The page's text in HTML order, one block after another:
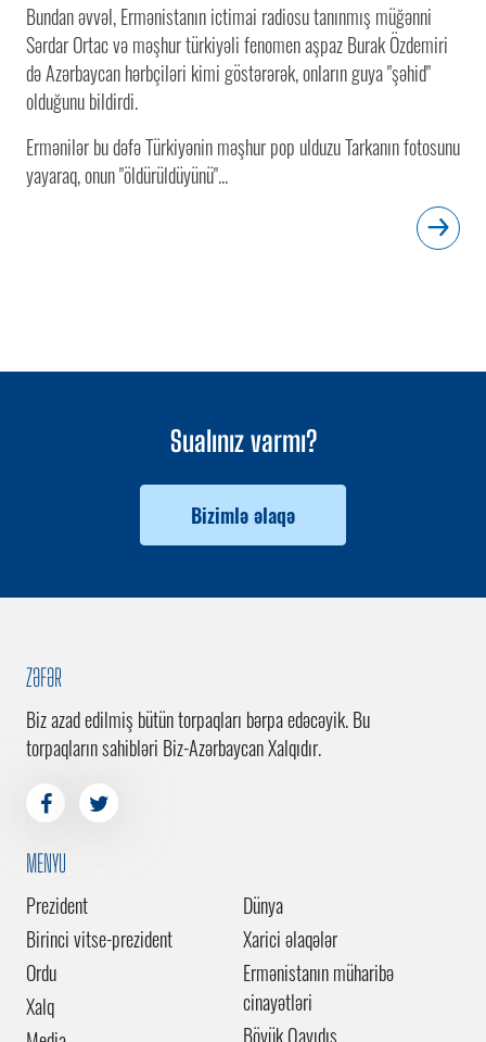
Bundan əvvəl, Ermənistanın ictimai radiosu tanınmış müğənni
Sərdar Ortacvə məşhur türkiyəli fenomen aşpaz Burak Özdemiri
də Azərbaycan hərbçiləri kimi göstərərək, onların guya "şəhid"
olduğunu bildirdi.
Ermənilər bu dəfə Türkiyənin məşhur pop ulduzu Tarkanın fotosunu
yayaraq, onun "öldürüldüyünü"...
Sualınız varmı?
Bizimlə əlaqə
ZƏFƏR
Biz azad edilmiş bütün torpaqları bərpa edəcəyik. Bu
torpaqların sahibləri Biz-Azərbaycan Xalqıdır.
MENYU
Prezident
Birinci vitse-prezident
Ordu
Xalq
Dünya
Xarici əlaqələr
Ermənistanın müharibə
cinayətləri
Böyük Qayıdış